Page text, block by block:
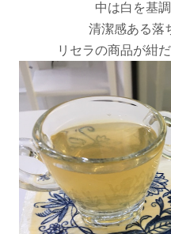
中は白を基
清潔感ある落
リセラの商品が紺